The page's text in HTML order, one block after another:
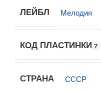
ЛЕЙБЛ Мелодия
КОД ПЛАСТИНКИ
СТРАНА СССР